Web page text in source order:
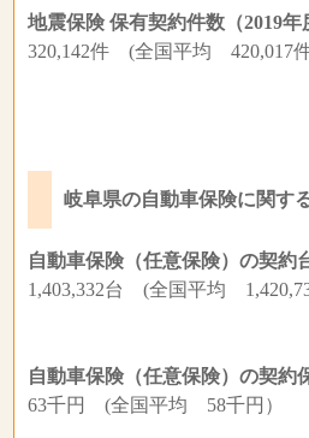
地震保険 保有契約件数（2019
320,142件 (全国平均 420,017件
岐阜県の自動車保険に
自動車保険（任意保険）の契約
1,403,332台 (全国平均
自動車保険（任意保険）の契
63千円 (全国平均 58千円）